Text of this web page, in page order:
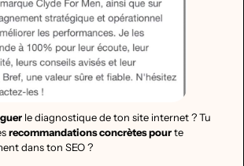
le diagnostique de ton site internet ? Tu
recommandations concrètes pourte
dans ton SEO ?